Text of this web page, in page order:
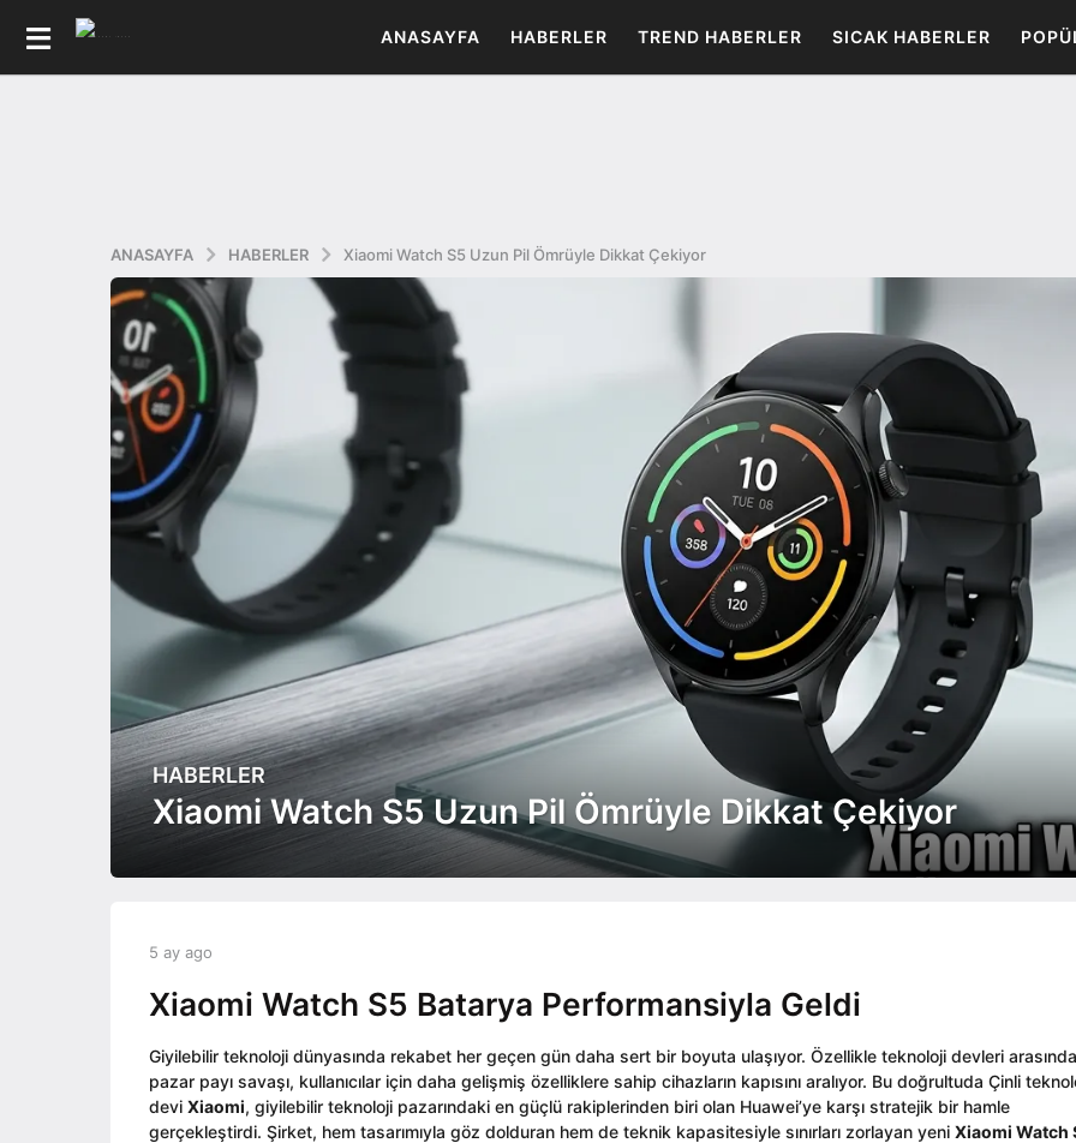
ANASAYFA HABERLER TREND HABERLER SICAK HABERLER
ANASAYFA HABERLER Xiaomi Watch S5 Uzun Pil Ömrüyle Dikkat Çekiyor
5
a
y
g
a
a
o
HABERLER
Xiaomi Watch S5 Uzun Pil Ömrüyle Dikkat Çekiyor
b
a
d
m
i
n
5 ay ago
y
a
o
Xiaomi Watch S5 Batarya Performansiyla Geldi
Giyilebilir teknoloji dünyasında rekabet her geçen gün daha sert bir boyuta ulaşıyor. Özellikle teknoloji devleri
pazar payı savaşı, kullanıcılar için daha gelişmiş özelliklere sahip cihazların kapısını aralıyor. Bu doğrultuda Çinli
devi Xiaomi, giyilebilir teknoloji pazarındaki en güçlü rakiplerinden biri olan Huawei’ye karşı stratejik bir hamle
gerçekleştirdi. Şirket, hem tasarımıyla göz dolduran hem de teknik kapasitesiyle sınırları zorlayan yeni Xiaomi Watch